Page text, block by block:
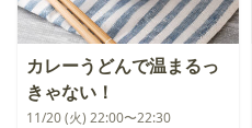
カレーうどんで温まるっ
きゃない！
11/20 (火) 22:00〜22:30